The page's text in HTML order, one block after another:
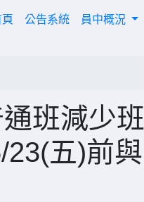
(current)
公告系統 員中概況
班減少班
五)前與